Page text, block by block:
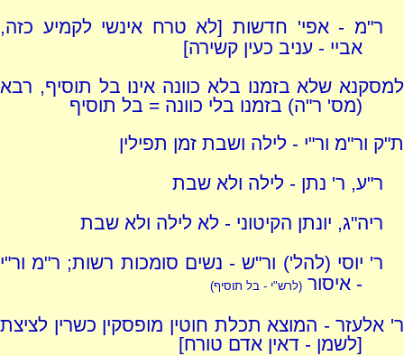
ר"מ - אפי' חדשות [לא טרח אינשי לקמיע כזה,
אביי - עניב כעין קשירה]
למסקנא שלא בזמנו בלא כוונה אינו בל תוסיף, רבא
(מס' ר"ה) בזמנו בלי כוונה = בל תוסיף
ת"ק ור"מ ור"י - לילה ושבת זמן תפילין
ר"ע, ר' נתן - לילה ולא שבת
ריה"ג, יונתן הקיטוני - לא לילה ולא שבת
ר' יוסי (להל') ור"ש - נשים סומכות רשות; ר"מ ור"י
- איסור(לרש"י - בל תוסיף)
ר' אלעזר - המוצא תכלת חוטין מופסקין כשרין לציצת
[לשמן - דאין אדם טורח]